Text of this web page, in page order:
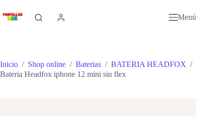
al
contenido
Menú
Inicio / Shop online / Baterias / BATERIA HEADFOX /
Bateria Headfox iphone 12 mini sin flex